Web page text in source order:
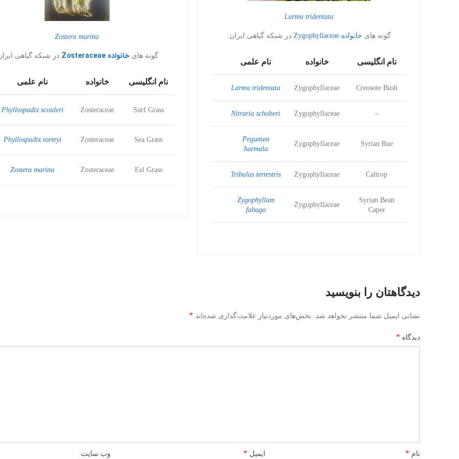
Larrea tridentata
گونه های خانواده Zygophyllaceae در شبکه گیاهی ایران:
نام انگلیسی خانواده نام علمی
Creosote Bush
Zygophyllaceae
Larrea tridentata
–
Zygophyllaceae
Nitraria schoberi
Syrian Rue
Zygophyllaceae
Peganum
harmala
Caltrop
Zygophyllaceae
Tribulus terrestris
Syrian Bean
Caper
Zygophyllaceae
Zygophyllum
fabago
Zostera marina
گونه های خانواده Zosteraceae در شبکه گیاهی
نام انگلیسی خانواده نام علمی
Surf Grass
Zosteraceae
Phyllospadix scouleri
Sea Grass
Zosteraceae
Phyllospadix torreyi
Eel Grass
Zosteraceae
Zostera marina
دیدگاهتان را بنویسید
نشانی ایمیل شما منتشر نخواهد شد. بخش‌های موردنیاز علامت‌گذاری شده‌اند *
دیدگاه *
نام * ایمیل * وب‌ سایت